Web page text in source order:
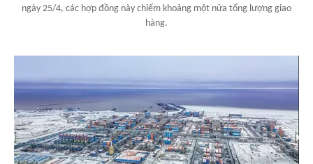
ngày 25/4, các hợp đồng này chiếm khoảng một nửa tổng lượng giao
hàng.